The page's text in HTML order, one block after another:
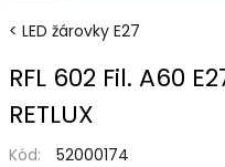
LED žárovky E27
RFL 602 Fil. A60
RETLUX
Kód:
52000174